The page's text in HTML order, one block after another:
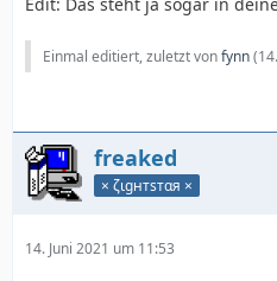
Einmal editiert, zuletzt vonfynn(
freaked
× ζιgнтѕтαя ×
14. Juni 2021 um 11:53